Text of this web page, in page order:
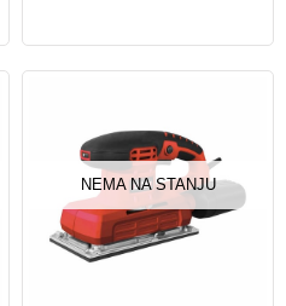
NEMA NA STANJU